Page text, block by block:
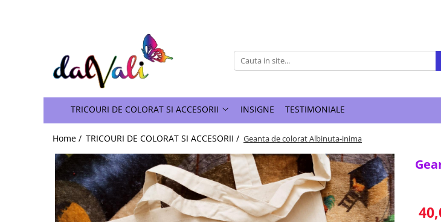
TRICOURI DE COLORAT SI ACCESORII
TRICOURI COPII
TRICOURI DE COLORAT SI ACCESORII INSIGNE TESTIMONIALE
Home / TRICOURI DE COLORAT SI ACCESORII / Geanta de colorat Albinuta-inima